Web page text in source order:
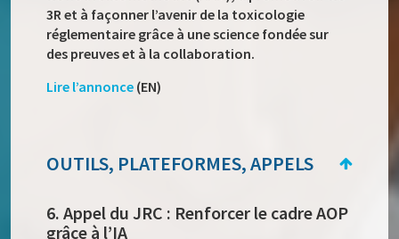
3R et à façonner l’avenir de la toxicologie
réglementaire grâce à une science fondée sur
des preuves et à la collaboration.
Lire l’annonce (EN)
OUTILS, PLATEFORMES, APPELS
6. Appel du JRC : Renforcer le cadre AOP
grâce à l’IA